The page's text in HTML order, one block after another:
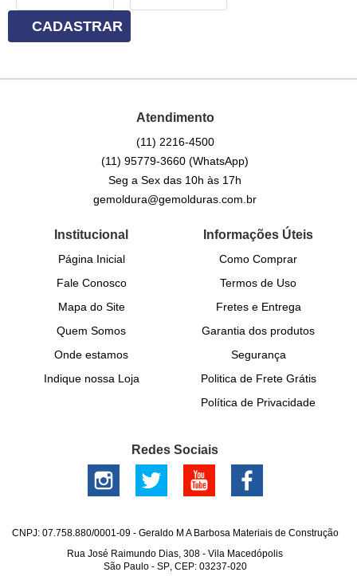
CADASTRAR
Atendimento
(11) 2216-4500
(11) 95779-3660(WhatsApp)
Seg a Sex das 10h às 17h
gemoldura@gemolduras.com.br
Institucional
Página Inicial
Fale Conosco
Mapa do Site
Quem Somos
Onde estamos
Indique nossa Loja
Informações Úteis
Como Comprar
Termos de Uso
Fretes e Entrega
Garantia dos produtos
Segurança
Politica de Frete Grátis
Política de Privacidade
Redes Sociais
CNPJ: 07.758.880/0001-09 - Geraldo M A Barbosa Materiais de Construção
Rua José Raimundo Dias, 308 -Vila Macedópolis
São Paulo- SP, CEP: 03237-020